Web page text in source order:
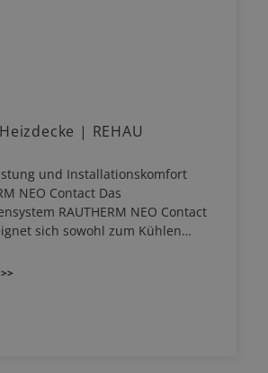
| REHAU
und Installationskomfort
NEO Contact Das
RAUTHERM NEO Contact
sich sowohl zum Kühlen…